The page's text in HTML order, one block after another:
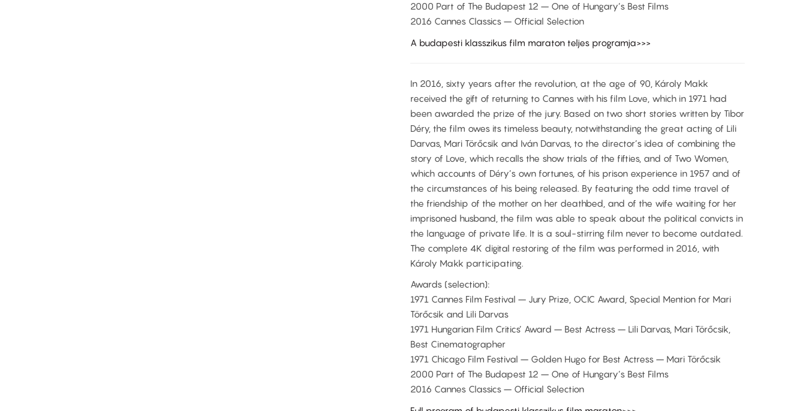
2000 Part of The Budapest 12 – One of Hungary’s Best Films
2016 Cannes Classics – Official Selection
A budapesti klasszikus film maraton teljes programja>>>
In 2016, sixty years after the revolution, at the age of 90, Károly Makk
received the gift of returning to Cannes with his film Love, which in 1971 had
been awarded the prize of the jury. Based on two short stories written by Tibor
Déry, the film owes its timeless beauty, notwithstanding the great acting of Lili
Darvas, Mari Törőcsik and Iván Darvas, to the director’s idea of combining the
story of Love, which recalls the show trials of the fifties, and of Two Women,
which accounts of Déry’s own fortunes, of his prison experience in 1957 and of
the circumstances of his being released. By featuring the odd time travel of
the friendship of the mother on her deathbed, and of the wife waiting for her
imprisoned husband, the film was able to speak about the political convicts in
the language of private life. It is a soul-stirring film never to become outdated.
The complete 4K digital restoring of the film was performed in 2016, with
Károly Makk participating.
Awards (selection):
1971 Cannes Film Festival – Jury Prize, OCIC Award, Special Mention for Mari
Törőcsik and Lili Darvas
1971 Hungarian Film Critics’ Award – Best Actress – Lili Darvas, Mari Törőcsik,
Best Cinematographer
1971 Chicago Film Festival – Golden Hugo for Best Actress – Mari Törőcsik
2000 Part of The Budapest 12 – One of Hungary’s Best Films
2016 Cannes Classics – Official Selection